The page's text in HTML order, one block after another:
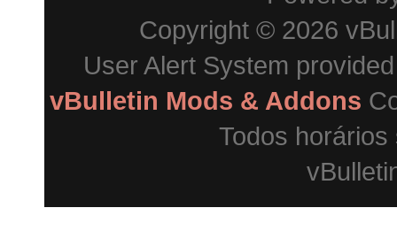
Copyright © 2026
User Alert System
vBulletin Mods & Addons
Todos